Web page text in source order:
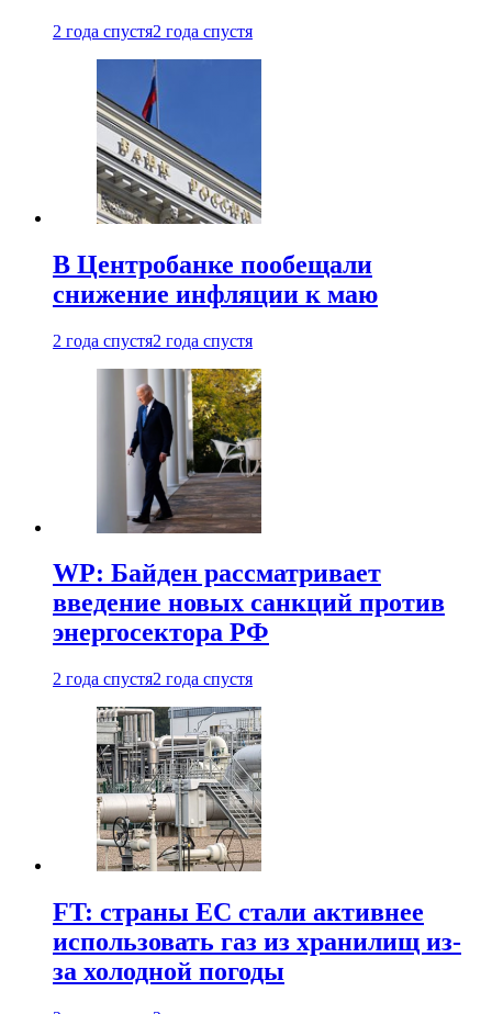
2 года спустя2 года спустя
В Центробанке пообещали
снижение инфляции к маю
2 года спустя2 года спустя
WP: Байден рассматривает
введение новых санкций против
энергосектора РФ
2 года спустя2 года спустя
FT: страны ЕС стали активнее
использовать газ из хранилищ из-
за холодной погоды